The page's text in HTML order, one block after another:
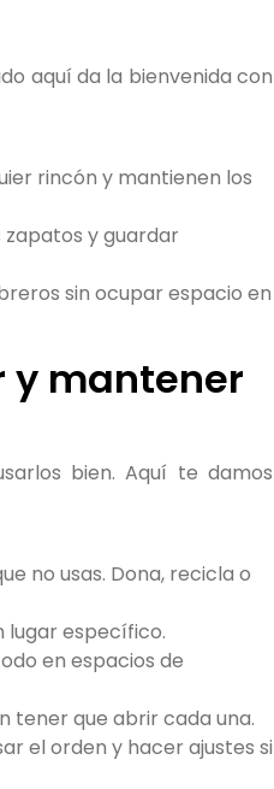
aquí da la bienvenida con
rincón y mantienen los
y guardar
sin ocupar espacio en
y mantener
bien. Aquí te damos
no usas. Dona, recicla o
lugar específico.
en espacios de
tener que abrir cada una.
el orden y hacer ajustes si